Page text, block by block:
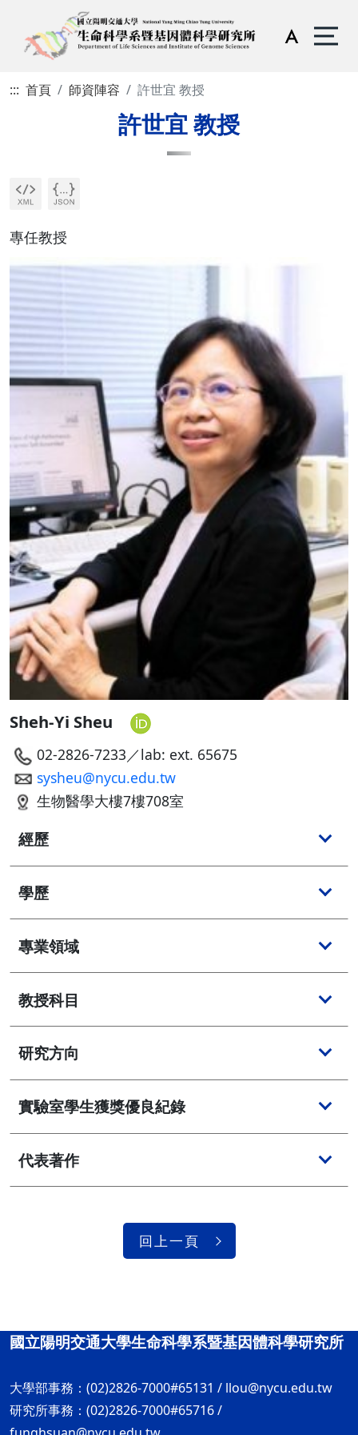
::: 首頁 師資陣容 許世宜 教授
許世宜 教授
專任教授
Sheh-Yi Sheu
02-2826-7233／lab: ext. 65675
sysheu@nycu.edu.tw
生物醫學大樓7樓708室
經歷
學歷
專業領域
教授科目
研究方向
實驗室學生獲獎優良紀錄
代表著作
回上一頁
國立陽明交通大學生命科學系暨基因體科學研究所
大學部事務：(02)2826-7000#65131 / llou@nycu.edu.tw
研究所事務：(02)2826-7000#65716 /